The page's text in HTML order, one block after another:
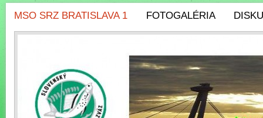
MSO SRZ BRATISLAVA 1 FOTOGALÉRIA